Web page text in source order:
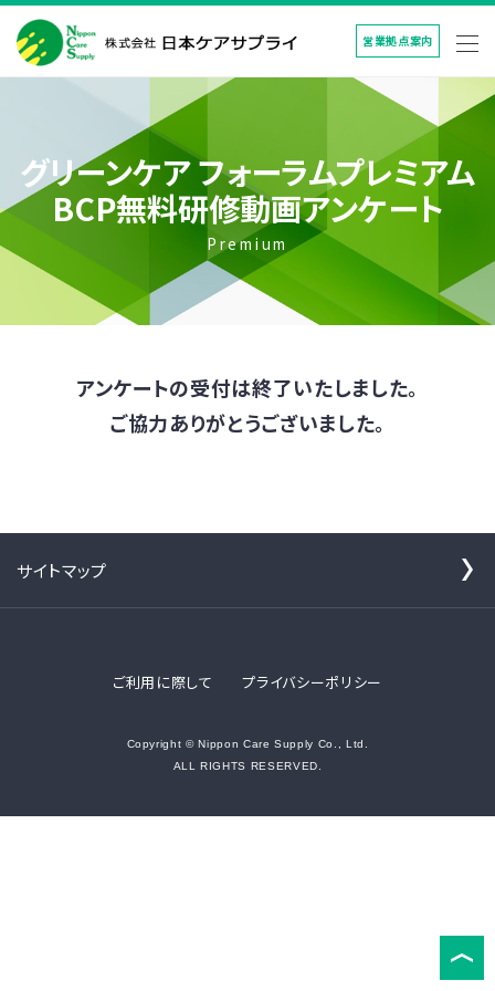
営業拠点案内
グリーンケア フォーラムプレミアム
BCP無料研修動画アンケート
Premium
アンケートの受付は終了いたしました。
ご協力ありがとうございました。
サイトマップ
ご利用に際して プライバシーポリシー
Copyright © Nippon Care Supply Co., Ltd.
ALL RIGHTS RESERVED.